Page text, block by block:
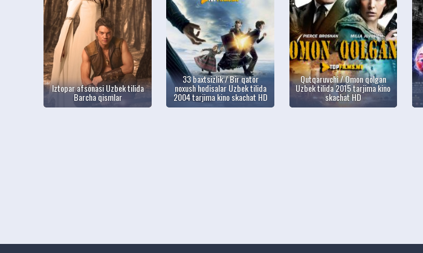
Iztopar afsonasi Uzbek tilida
Barcha qismlar
33 baxtsizlik / Bir qator
noxush hodisalar Uzbek tilida
2004 tarjima kino skachat HD
Qutqaruvchi / Omon qolgan
Uzbek tilida 2015 tarjima kino
skachat HD